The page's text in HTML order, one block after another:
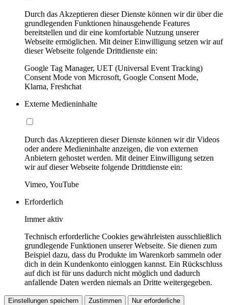
Durch das Akzeptieren dieser Dienste können wir dir über die
grundlegenden Funktionen hinausgehende Features
bereitstellen und dir eine komfortable Nutzung unserer
Webseite ermöglichen. Mit deiner Einwilligung setzen wir auf
dieser Webseite folgende Drittdienste ein:
Google Tag Manager, UET (Universal Event Tracking)
Consent Mode von Microsoft, Google Consent Mode,
Klarna, Freshchat
Externe Medieninhalte
Durch das Akzeptieren dieser Dienste können wir dir Videos
oder andere Medieninhalte anzeigen, die von externen
Anbietern gehostet werden. Mit deiner Einwilligung setzen
wir auf dieser Webseite folgende Drittdienste ein:
Vimeo, YouTube
Erforderlich
Immer aktiv
Technisch erforderliche Cookies gewährleisten ausschließlich
grundlegende Funktionen unserer Webseite. Sie dienen zum
Beispiel dazu, dass du Produkte im Warenkorb sammeln oder
dich in dein Kundenkonto einloggen kannst. Ein Rückschluss
auf dich ist für uns dadurch nicht möglich und dadurch
anfallende Daten werden niemals an Dritte weitergegeben.
Einstellungen speichern Zustimmen Nur erforderliche